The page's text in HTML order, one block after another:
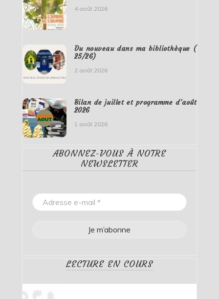
4 août 2026
Du nouveau dans ma bibliothèque (
25/26)
2 août 2026
Bilan de juillet et programme d’août
2026
1 août 2026
ABONNEZ-VOUS À NOTRE
NEWSLETTER
LECTURE EN COURS